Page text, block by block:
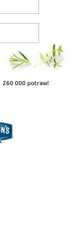
260 000 potraw!